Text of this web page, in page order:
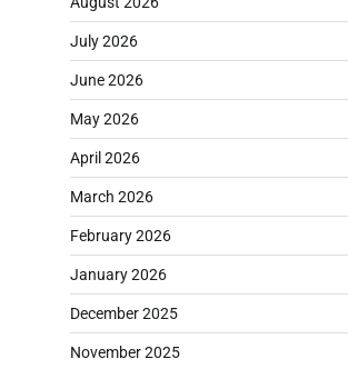
July 2026
June 2026
May 2026
April 2026
March 2026
February 2026
January 2026
December 2025
November 2025